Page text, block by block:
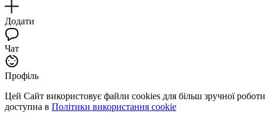
Додати
Чат
Профіль
Цей Сайт використовує файли cookies для більш зручної
доступна в Політики використання cookie